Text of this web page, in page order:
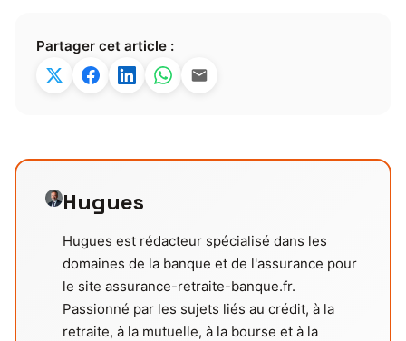
Partager cet article :
Hugues
Hugues est rédacteur spécialisé dans les
domaines de la banque et de l'assurance pour
le site assurance-retraite-banque.fr.
Passionné par les sujets liés au crédit, à la
retraite, à la mutuelle, à la bourse et à la